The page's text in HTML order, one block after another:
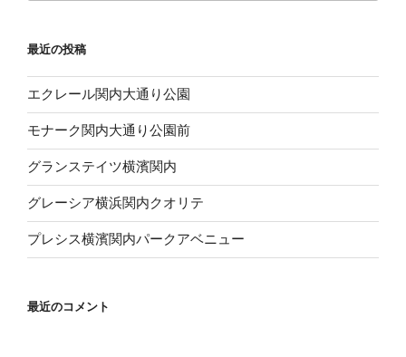
最近の投稿
エクレール関内大通り公園
モナーク関内大通り公園前
グランステイツ横濱関内
グレーシア横浜関内クオリテ
プレシス横濱関内パークアベニュー
最近のコメント